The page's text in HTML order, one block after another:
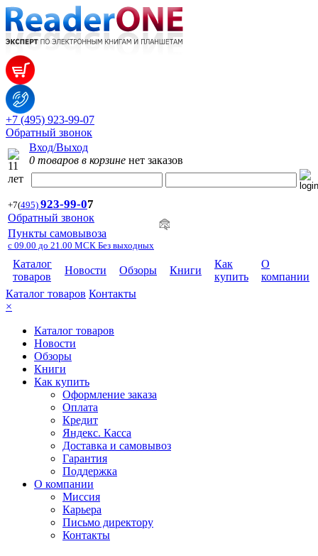
+7 (495) 923-99-07
Обратный звонок
Вход/Выход
0 товаров в корзине нет заказов
+7(495) 923-99-07
Обратный звонок
Пункты самовывоза
с 09.00 до 21.00 МСК Без выходных
Каталог
товаров
Новости Обзоры Книги
Как
купить
О
компании
Каталог товаров Контакты
×
Каталог товаров
Новости
Обзоры
Книги
Как купить
Оформление заказа
Оплата
Кредит
Яндекс. Касса
Доставка и самовывоз
Гарантия
Поддержка
О компании
Миссия
Карьера
Письмо директору
Контакты